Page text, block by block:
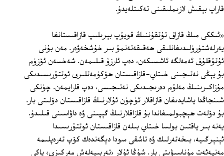
قاراپ بېقىش لازىملىقىنى تەكىتلەيدۇ.
«ئىككى مىڭ قازاق تۇتقۇننىڭ قويۇپ بېرىلىپ قازاقىستانغا
يەرلەشتۈرۈلىدىغانلىقى ھەقىقەتەنمۇ بىر خۇشخەۋەر. مەن بۇنى
ئۇتۇقلۇق ئەمەلگە ئاشسىكەن، دەپ ئارزۇ قىلىمەن. شەخسەن ئۆزۈم
بۇ يېڭى نەتىجىنى خىتاي-قازاقىستان ھۆكۈمەتلىرى ئوتتۇرىسىدىكى
مۇزاكىرىنىڭ مەلۇم دەرىجىدىكى نەتىجىسى، دەپ قارايمەن. چۈنكى
شىنجاڭدا ياشايدىغان قازاقلار ئۈچۈن ئۇلارنىڭ قازاقىستان دۆلىتى بار.
بۇ دۆلەت ھېچبولمىغاندا بۇ قازاقلارنىڭ گېپىنى ۋە داۋاسىنى قىلىدۇ.
يەنە بىر ياقتىن بولسا خىتاي بىلەن قازاقىستان ئوتتۇرىسىدا
ئېنېرگىيە، بىخەتەرلىك ۋە تاشقى سودا دېگەندەك كۆپ تەرەپلىمە
مەنپەئەت مۇناسىۋىتى بار. شۇڭا ئۇلار ‹تەربىيەلەش مەركىزى› ياكى